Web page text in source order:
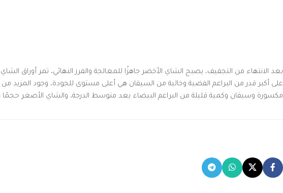
بعد الانتهاء من التجفيف، يصبح الشاي الأخضر جاهزًا للمعالجة والفرز النهائي. تمر أوراق
على أكبر قدر من البراعم الفضية وخالية من السيقان هي أعلى مستوى للجودة. وجود المزيد
مكسورة وسيقان وكمية قليلة من البراعم البيضاء يعد متوسط الدرجة. والشاي الأصغر حجمًا